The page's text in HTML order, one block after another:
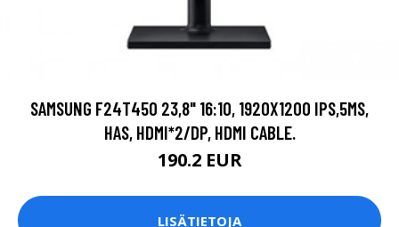
SAMSUNG F24T450 23,8" 16:10, 1920X1200 IPS,5MS,
HAS, HDMI*2/DP, HDMI CABLE.
190.2 EUR
LISÄTIETOJA